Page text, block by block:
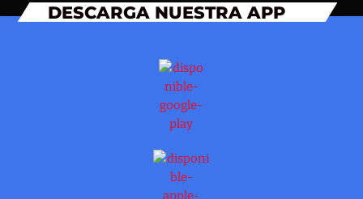
DESCARGA NUESTRA APP